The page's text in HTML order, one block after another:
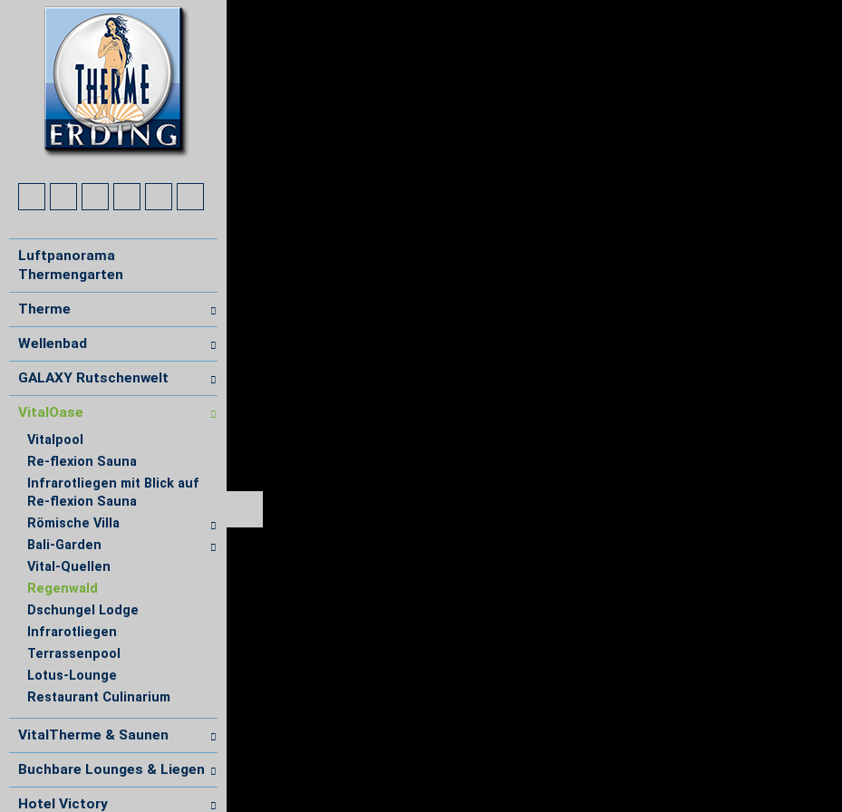
Luftpanorama
Thermengarten
Therme
Wellenbad
GALAXY Rutschenwelt
VitalOase
Vitalpool
Re-flexion Sauna
Infrarotliegen mit Blick auf
Re-flexion Sauna
Römische Villa
Bali-Garden
Vital-Quellen
Regenwald
Dschungel Lodge
Infrarotliegen
Terrassenpool
Lotus-Lounge
Restaurant Culinarium
VitalTherme & Saunen
Buchbare Lounges & Liegen
Hotel Victory